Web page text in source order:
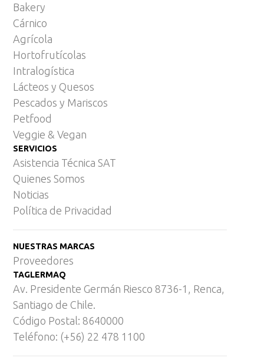
Bakery
Cárnico
Agrícola
Hortofrutícolas
Intralogística
Lácteos y Quesos
Pescados y Mariscos
Petfood
Veggie & Vegan
SERVICIOS
Asistencia Técnica SAT
Quienes Somos
Noticias
Política de Privacidad
NUESTRAS MARCAS
Proveedores
TAGLERMAQ
Av. Presidente Germán Riesco 8736-1, Renca,
Santiago de Chile.
Código Postal: 8640000
Teléfono: (+56) 22 478 1100